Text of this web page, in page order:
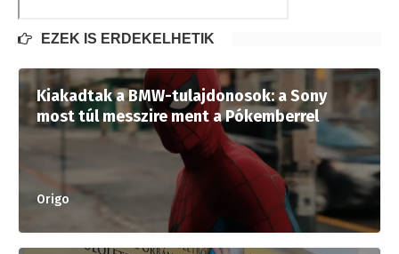
EZEK IS ÉRDEKELHETIK
Kiakadtak a BMW-tulajdonosok: a Sony
most túl messzire ment a Pókemberrel
Origo